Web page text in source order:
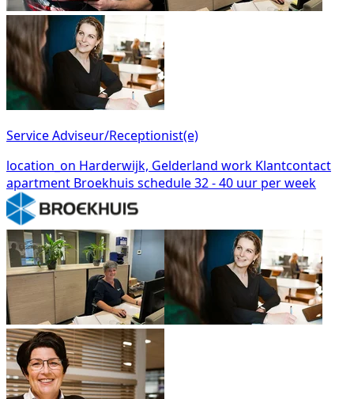
Service Adviseur/Receptionist(e)
location_on Harderwijk, Gelderland work Klantcontact
apartment Broekhuis schedule32 - 40 uur per week